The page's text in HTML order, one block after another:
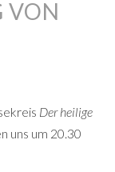
VON
Der heilige
uns um 20.30